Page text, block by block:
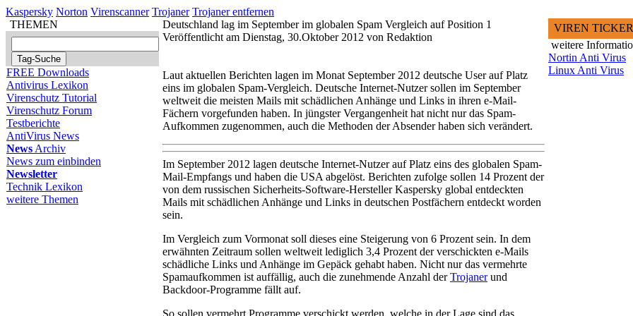
Kaspersky Norton Virenscanner Trojaner Trojaner entfernen
THEMEN
FREE Downloads
Antivirus Lexikon
Virenschutz Tutorial
Virenschutz Forum
Testberichte
AntiVirus News
News Archiv
News zum einbinden
Newsletter
Technik Lexikon
weitere Themen
Deutschland lag im September im globalen Spam Vergleich auf Position 1
Veröffentlicht am Dienstag, 30.Oktober 2012 von Redaktion
Laut aktuellen Berichten lagen im Monat September 2012 deutsche User auf Platz
eins im globalen Spam-Vergleich. Deutsche Internet-Nutzer sollen im September
weltweit die meisten Mails mit schädlichen Anhänge und Links in ihren e-Mail-
Fächern vorgefunden haben. In jüngster Vergangenheit hat nicht nur das Spam-
Aufkommen zugenommen, auch die Methoden der Absender haben sich verändert.
Im September 2012 lagen deutsche Internet-Nutzer auf Platz eins des globalen Spam-
Mail-Empfangs und haben die USA abgelöst. Berichten zufolge sollen 14 Prozent der
von dem russischen Sicherheits-Software-Hersteller Kaspersky global entdeckten
Mails mit schädlichen Anhänge und Links in deutschen Postfächern entdeckt worden
sein.
Im Vergleich zum Vormonat soll dieses eine Steigerung von 6 Prozent sein. In dem
erwähnten Zeitraum sollen weltweit lediglich 3,4 Prozent der verschickten e-Mails
schädliche Links und Anhänge im Gepäck gehabt haben. Nicht nur das vermehrte
Spamaufkommen ist auffällig, auch die zunehmende Anzahl derTrojanerund
Backdoor-Programme fällt auf.
So sollen vermehrt Programme verschickt werden, welche in der Lage sind das
VIREN TICKER
weitere
Nortin Anti Virus
Linux Anti Virus